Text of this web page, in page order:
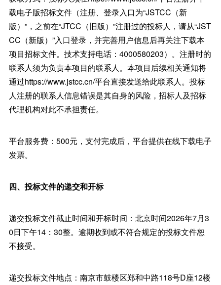
载电子版招标文件（注册、登录入口为“JSTCC（新
版）”，之前在“JTCC（旧版）”注册过的投标人，请从“JST
CC（新版）”入口登录，并完善用户信息后再关注下载本
项目招标文件。技术支持电话：4000580203）。注册时的
联系人须为负责本项目的联系人。本项目后续相关通知将
通过https://www.jstcc.cn/平台直接发送给此联系人。投标
人注册的联系人信息错误是其自身的风险，招标人及招标
代理机构对此不承担责任。
平台服务费：500元，支付完成后，平台提供在线下载电子
发票。
四、投标文件的递交和开标
递交投标文件截止时间和开标时间：北京时间2026年7月3
0日下午14：30整。逾期收到或不符合规定的投标文件恕
不接受。
递交投标文件地点：南京市鼓楼区郑和中路118号D座12楼